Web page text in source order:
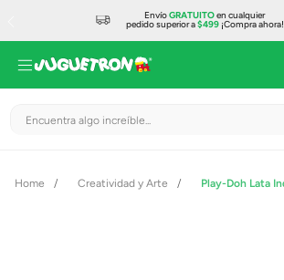
EnvíoGRATUITOen cualquier
pedido superior a$499¡Compra ahora!
Encuentra algo increíble...
Creatividad y Arte